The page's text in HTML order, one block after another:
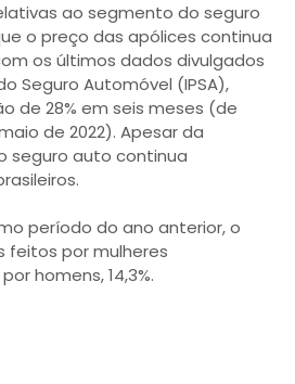
ao segmento do seguro
o preço das apólices continua
os últimos dados divulgados
Seguro Automóvel (IPSA),
de 28% em seis meses (de
de 2022). Apesar da
seguro auto continua
período do ano anterior, o
feitos por mulheres
homens, 14,3%.